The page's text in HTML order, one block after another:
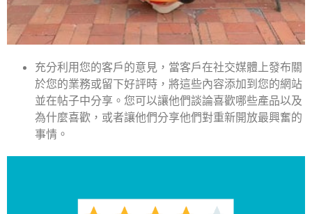
充分利用您的客戶的意見，當客戶在社交媒體上發布關
於您的業務或留下好評時，將這些內容添加到您的網站
並在帖子中分享。您可以讓他們談論喜歡哪些產品以及
為什麼喜歡，或者讓他們分享他們對重新開放最興奮的
事情。